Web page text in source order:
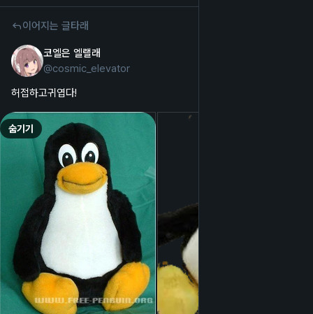
이어지는 글타래
코엘은 엘랠래
@cosmic_elevator
허접하고귀엽다!
숨기기